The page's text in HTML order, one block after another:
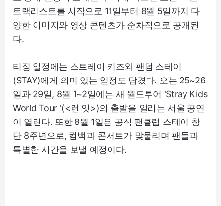
트랙리스트를 시작으로 11일부터 8월 5일까지 다
양한 이미지와 영상 콘텐츠가 순차적으로 공개된
다.
티징 일정에는 스트레이 키즈와 팬덤 스테이
(STAY)에게 의미 있는 일정도 담겼다. 오는 25~26
일과 29일, 8월 1~2일에는 새 월드투어 'Stray Kids
World Tour '(<런 잇>)의 출발을 알리는 서울 공연
이 열린다. 또한 8월 1일은 공식 팬클럽 스테이 창
단 8주년으로, 컴백과 콘서트가 맞물리며 팬들과
특별한 시간을 보낼 예정이다.